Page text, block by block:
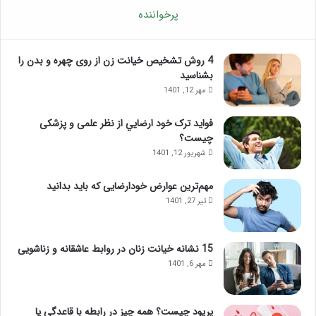
پرخواننده
4 روش تشخیص خیانت زن از روی چهره و بدن را
بشناسید
مهر 12, 1401
فواید ترک خود ارضايي از نظر علمی و پزشکی
چیست؟
شهریور 12, 1401
مهم‌ترین عوارض خودارضایی که باید بدانید
تیر 27, 1401
15 نشانه خیانت زنان در روابط عاشقانه و زناشویی
مهر 6, 1401
پریود چیست؟ همه چیز در رابطه با قاعدگی یا